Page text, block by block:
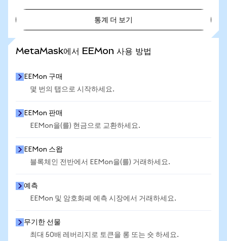
통계 더 보기
MetaMask에서 EEMon 사용 방법
EEMon 구매
몇 번의 탭으로 시작하세요.
EEMon 판매
EEMon을(를) 현금으로 교환하세요.
EEMon 스왑
블록체인 전반에서 EEMon을(를) 거래하세요.
예측
EEMon 및 암호화폐 예측 시장에서 거래하세요.
무기한 선물
최대 50배 레버리지로 토큰을 롱 또는 숏 하세요.